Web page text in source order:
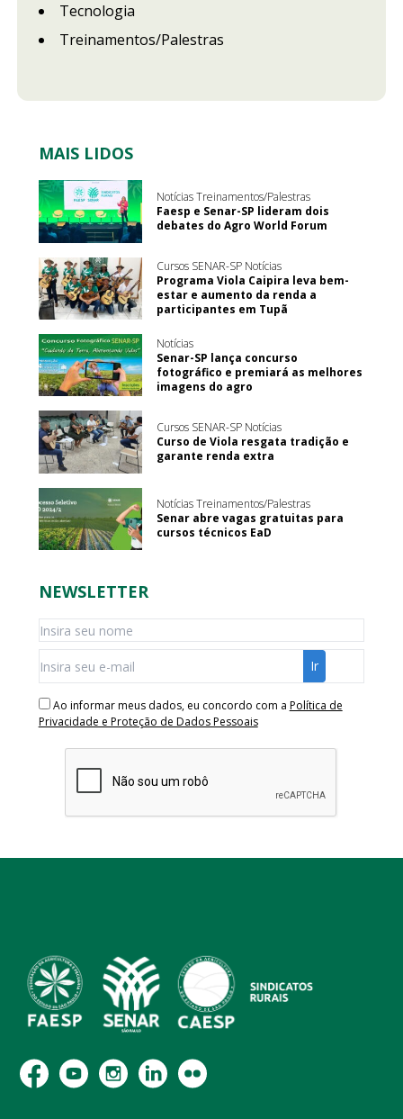
Tecnologia
Treinamentos/Palestras
MAIS LIDOS
Notícias Treinamentos/Palestras
Faesp e Senar-SP lideram dois
debates do Agro World Forum
Cursos SENAR-SP Notícias
Programa Viola Caipira leva bem-
estar e aumento da renda a
participantes em Tupã
Notícias
Senar-SP lança concurso
fotográfico e premiará as melhores
imagens do agro
Cursos SENAR-SP Notícias
Curso de Viola resgata tradição e
garante renda extra
Notícias Treinamentos/Palestras
Senar abre vagas gratuitas para
cursos técnicos EaD
NEWSLETTER
Ao informar meus dados, eu concordo com a Política de
Privacidade e Proteção de Dados Pessoais